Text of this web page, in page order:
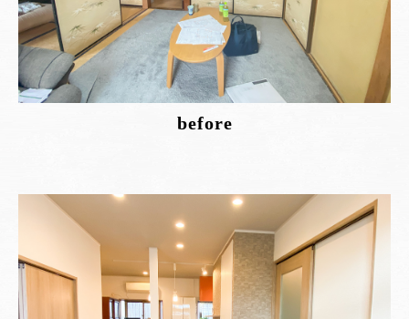
before